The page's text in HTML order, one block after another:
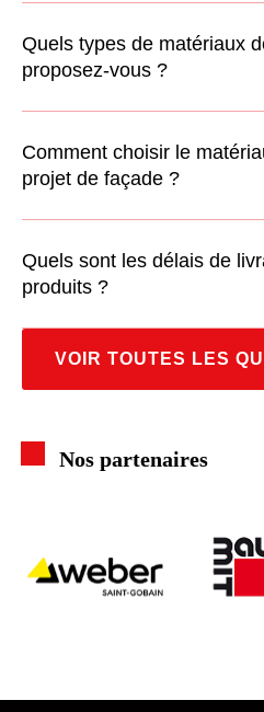
Quels types de matériaux
proposez-vous ?
Comment choisir le
projet de façade ?
Quels sont les délais de
produits ?
VOIR TOUTES LES
Nos partenaires